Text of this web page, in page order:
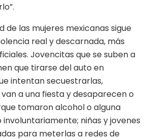
de las mujeres mexicanas sigue
real y descarnada, más
Jovencitas que se suben a
que tirarse del auto en
intentan secuestrarlas,
a una fiesta y desaparecen o
tomaron alcohol o alguna
niñas y jovenes
para meterlas a redes de